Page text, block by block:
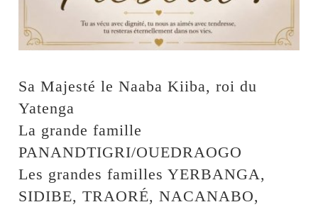
Sa Majesté le Naaba Kiiba, roi du
Yatenga
La grande famille
PANANDTIGRI/OUEDRAOGO
Les grandes familles YERBANGA,
SIDIBE, TRAORÉ, NACANABO,